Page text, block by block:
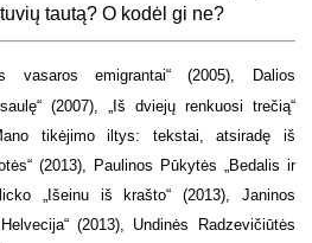
tautą? O kodėl gi ne?
vasaros emigrantai“ (2005), Dalios
(2007), „Iš dviejų renkuosi trečią“
tikėjimo iltys: tekstai, atsiradę iš
(2013), Paulinos Pūkytės „Bedalis ir
„Išeinu iš krašto“ (2013), Janinos
(2013), Undinės Radzevičiūtės